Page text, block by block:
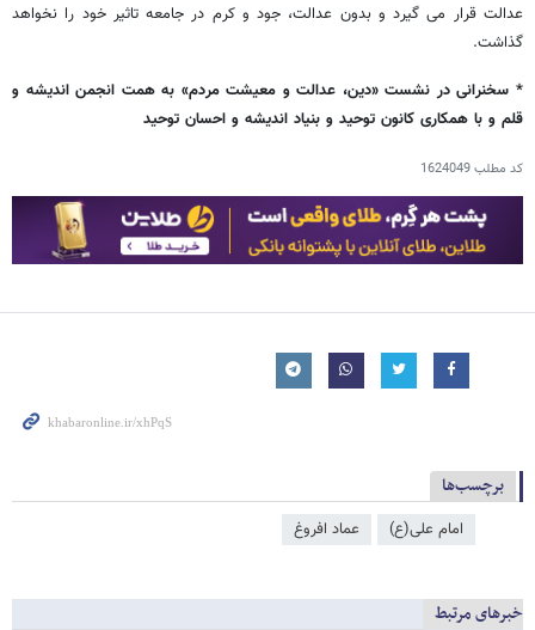
عدالت قرار می گیرد و بدون عدالت، جود و کرم در جامعه تاثیر خود را نخواهد
گذاشت.
* سخنرانی در نشست «دین، عدالت و معیشت مردم» به همت انجمن اندیشه و
قلم و با همکاری کانون توحید و بنیاد اندیشه و احسان توحید
کد مطلب1624049
برچسب‌ها
امام علی(ع) عماد افروغ
خبرهای مرتبط